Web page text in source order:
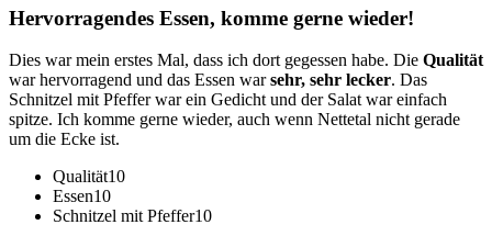
Hervorragendes Essen, komme gerne wieder!
Dies war mein erstes Mal, dass ich dort gegessen habe. Die Qualität
war hervorragend und das Essen warsehr, sehr lecker. Das
Schnitzel mit Pfeffer war ein Gedicht und der Salat war einfach
spitze. Ich komme gerne wieder, auch wenn Nettetal nicht gerade
um die Ecke ist.
Qualität10
Essen10
Schnitzel mit Pfeffer10